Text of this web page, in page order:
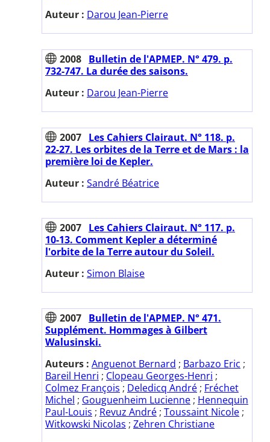
Auteur : Darou Jean-Pierre
2008 Bulletin de l'APMEP. N° 479. p.
732-747. La durée des saisons.
Auteur : Darou Jean-Pierre
2007 Les Cahiers Clairaut. N° 118. p.
22-27. Les orbites de la Terre et de Mars : la
première loi de Kepler.
Auteur : Sandré Béatrice
2007 Les Cahiers Clairaut. N° 117. p.
10-13. Comment Kepler a déterminé
l'orbite de la Terre autour du Soleil.
Auteur : Simon Blaise
2007 Bulletin de l'APMEP. N° 471.
Supplément. Hommages à Gilbert
Walusinski.
Auteurs : Anguenot Bernard ; Barbazo Eric ;
Bareil Henri ; Clopeau Georges-Henri ;
Colmez François ; Deledicq André ; Fréchet
Michel ; Gouguenheim Lucienne ; Hennequin
Paul-Louis ; Revuz André ; Toussaint Nicole ;
Witkowski Nicolas ; Zehren Christiane